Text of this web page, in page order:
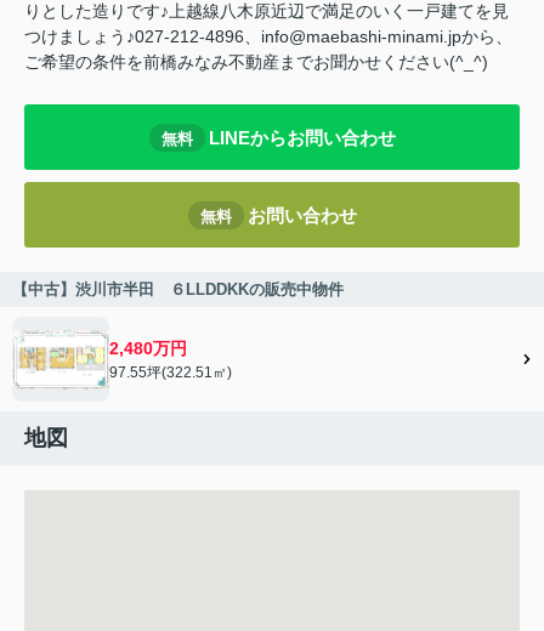
りとした造りです♪上越線八木原近辺で満足のいく一戸建てを見
つけましょう♪027-212-4896、info@maebashi-minami.jpから、
ご希望の条件を前橋みなみ不動産までお聞かせください(^_^)
無料 LINEからお問い合わせ
無料 お問い合わせ
【中古】渋川市半田 ６LLDDKKの販売中物件
2,480万円
97.55坪(322.51㎡)
地図